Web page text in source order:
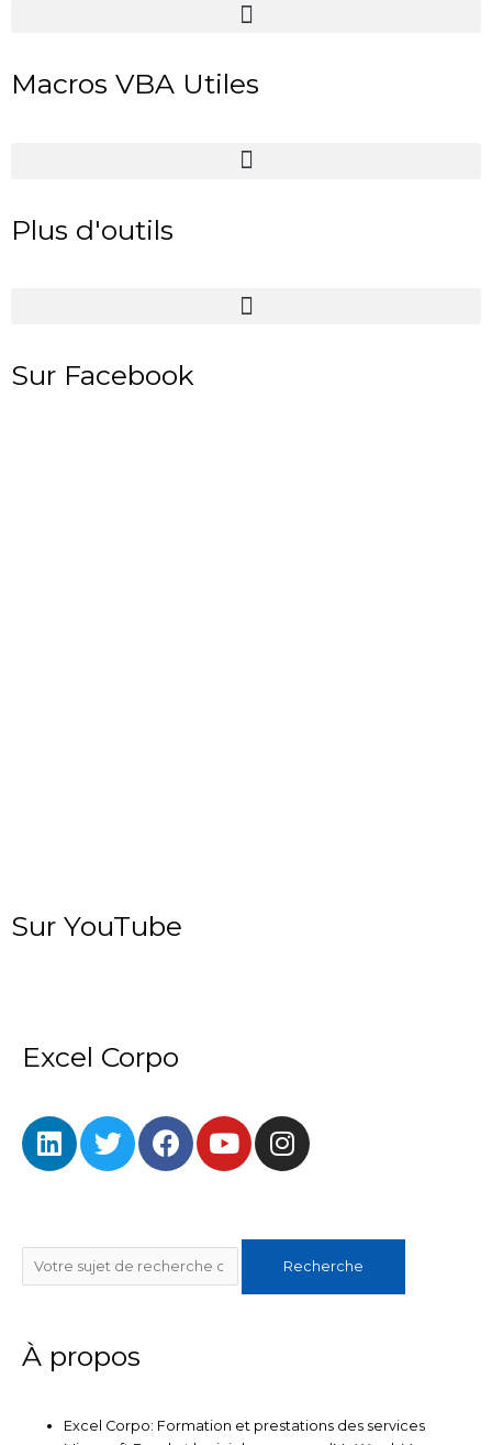
Macros VBA Utiles
Plus d'outils
Sur Facebook
Sur YouTube
Excel Corpo
L
i
d
i
T
w
e
r
F
a
o
o
Y
o
b
e
I
n
a
g
r
Rechercher
Recherche
À propos
Excel Corpo: Formation et prestations des services